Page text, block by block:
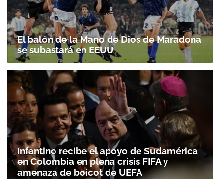
El balón de la Mano de Dios de Maradona
se subastará en EEUU
Infantino recibe el apoyo de Sudamérica
en Colombia en plena crisis FIFA y
amenaza de boicot de UEFA